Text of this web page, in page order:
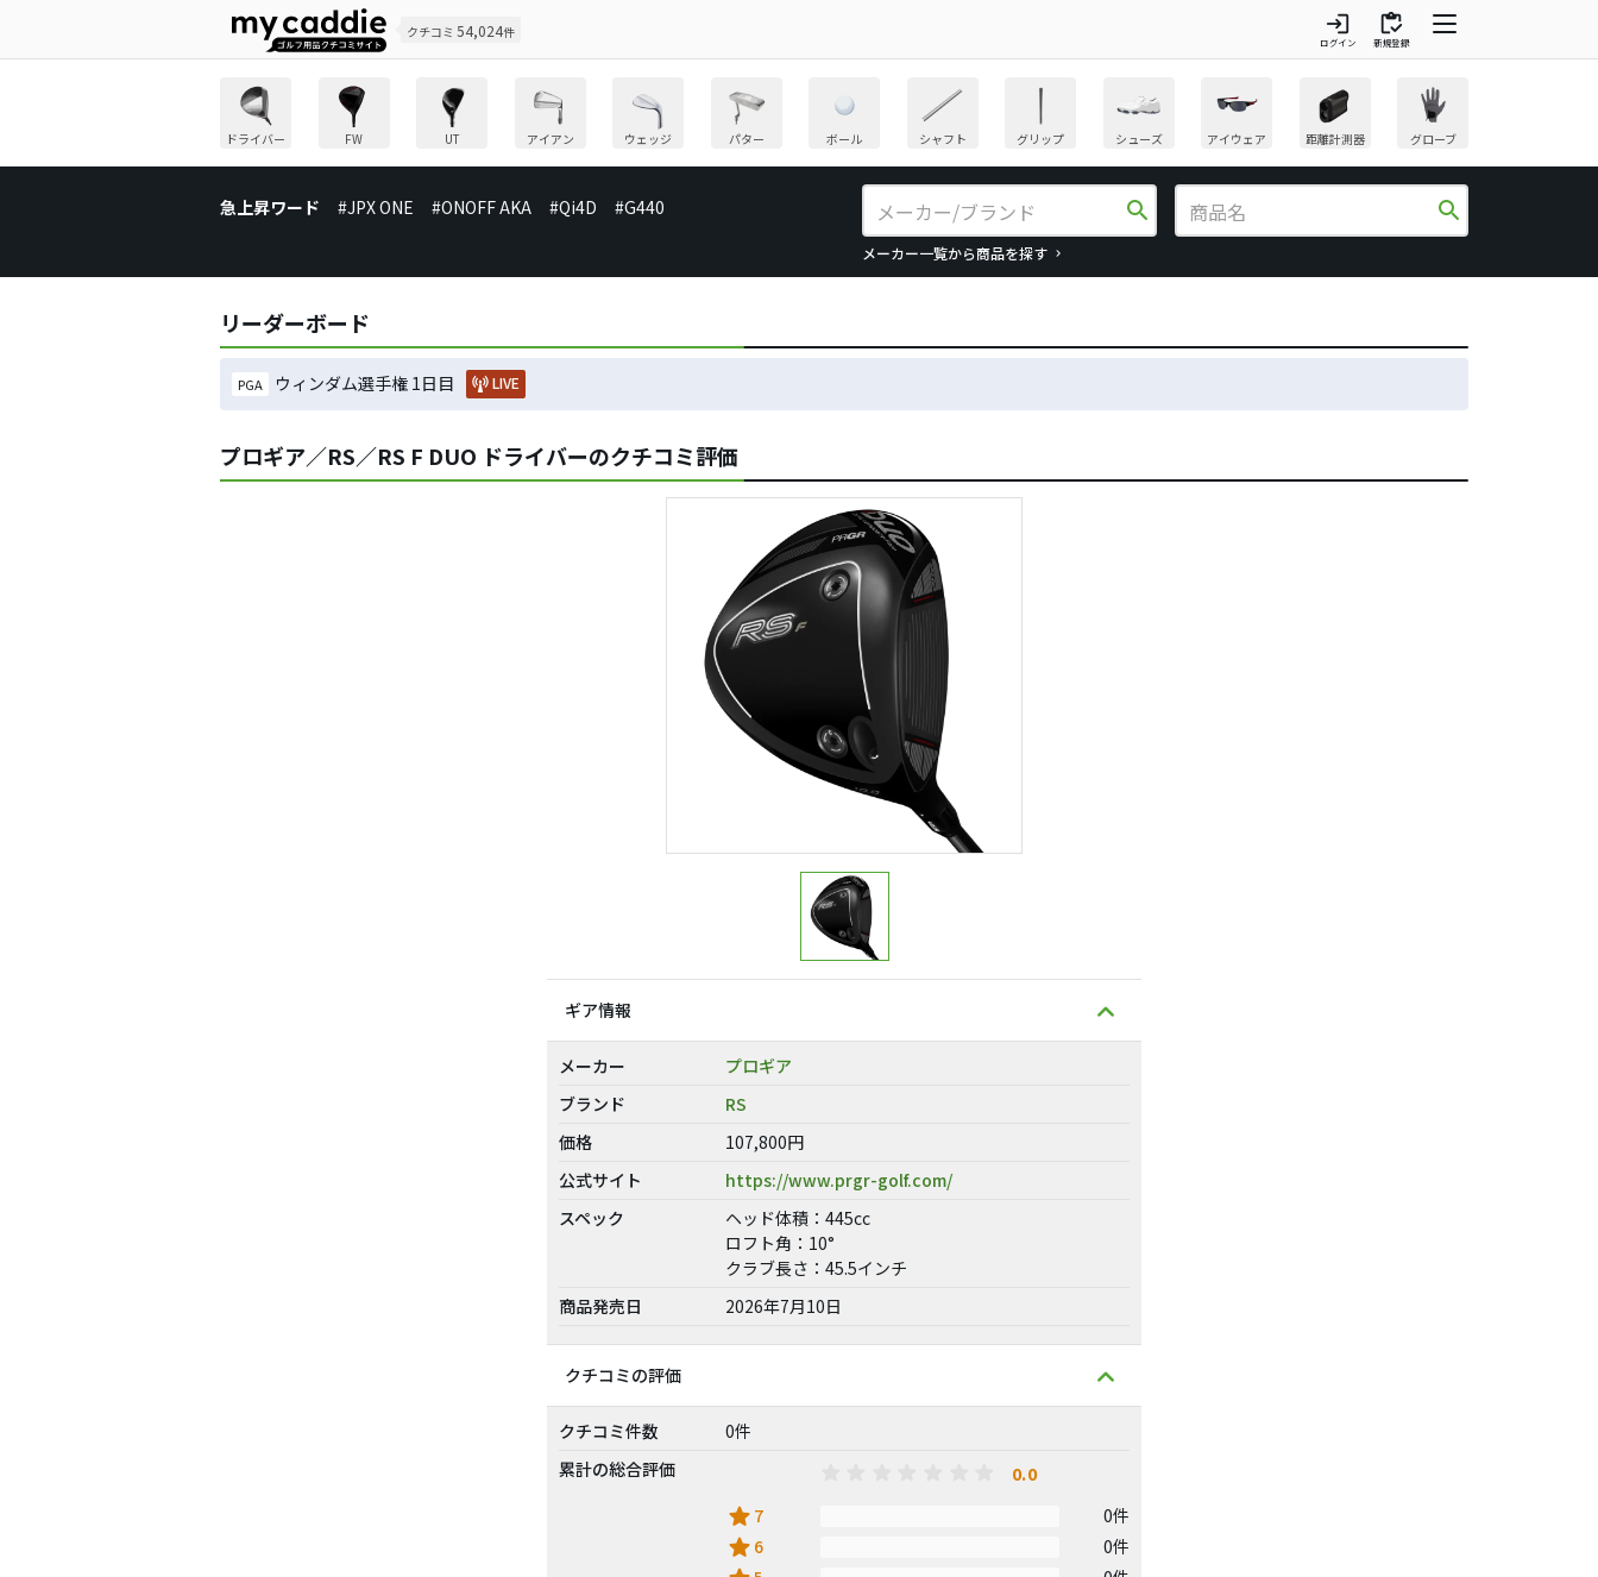
クチコミ 54,024件 login
ログイン
inventory
新規登録
ドライバー FW UT アイアン ウェッジ パター ボール シャフト グリップ シューズ アイウェア 距離計測器 グローブ
急上昇ワード #JPX ONE #ONOFF AKA #Qi4D #G440 search
メーカー一覧から商品を探す
search
リーダーボード
PGA ウィンダム選手権 1日目 LIVE
プロギア／RS／RS F DUO ドライバーのクチコミ評価
ギア情報
メーカー
プロギア
ブランド
RS
価格
107,800円
公式サイト
https://www.prgr-golf.com/
スペック
ヘッド体積：445cc
ロフト角：10°
クラブ長さ：45.5インチ
商品発売日
2026年7月10日
クチコミの評価
クチコミ件数
0件
累計の総合評価
0.0
star 7 0件
star 6 0件